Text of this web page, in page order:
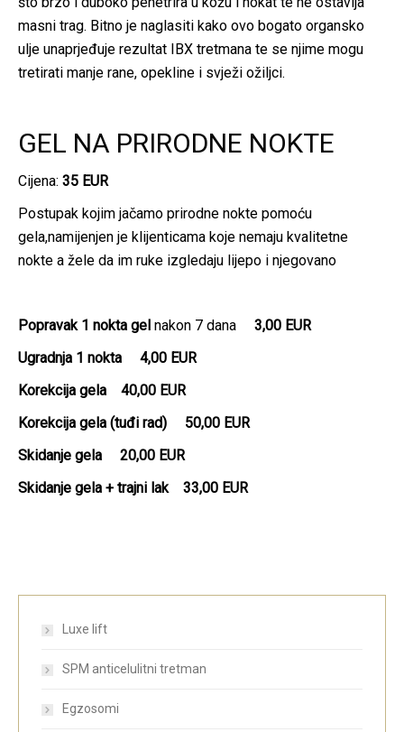
masni trag. Bitno je naglasiti kako ovo bogato organsko
ulje unaprjeđuje rezultat IBX tretmana te se njime mogu
tretirati manje rane, opekline i svježi ožiljci.
GEL NA PRIRODNE NOKTE
Cijena: 35 EUR
Postupak kojim jačamo prirodne nokte pomoću
gela,namijenjen je klijenticama koje nemaju kvalitetne
nokte a žele da im ruke izgledaju lijepo i njegovano
Popravak 1 nokta gel nakon 7 dana 3,00 EUR
Ugradnja 1 nokta
4,00 EUR
Korekcija gela
40,00 EUR
Korekcija gela (tuđi rad) 50,00 EUR
Skidanje gela 20,00 EUR
Skidanje gela + trajni lak 33,00 EUR
Luxe lift
SPM anticelulitni tretman
Egzosomi